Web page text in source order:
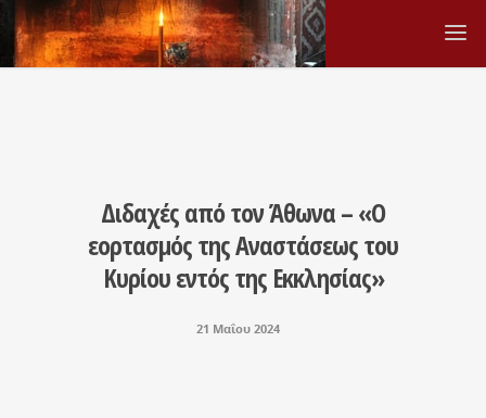
Διδαχές από τον Άθωνα – «Ο
εορτασμός της Αναστάσεως του
Κυρίου εντός της Εκκλησίας»
21 Μαΐου 2024